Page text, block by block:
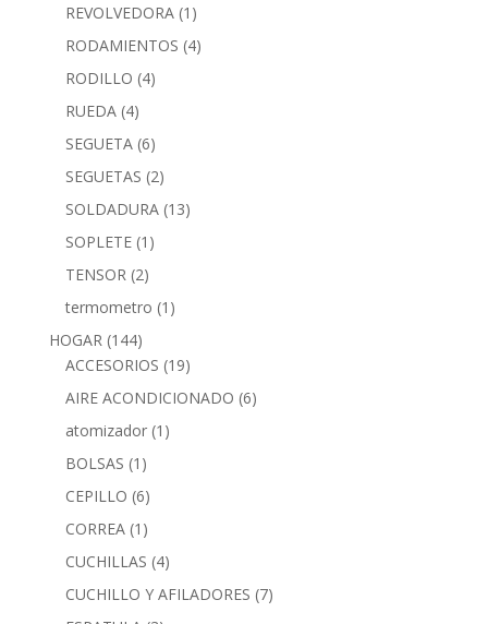
REVOLVEDORA (1)
RODAMIENTOS (4)
RODILLO (4)
RUEDA (4)
SEGUETA (6)
SEGUETAS (2)
SOLDADURA (13)
SOPLETE (1)
TENSOR (2)
termometro (1)
HOGAR (144)
ACCESORIOS (19)
AIRE ACONDICIONADO (6)
atomizador (1)
BOLSAS (1)
CEPILLO (6)
CORREA (1)
CUCHILLAS (4)
CUCHILLO Y AFILADORES (7)